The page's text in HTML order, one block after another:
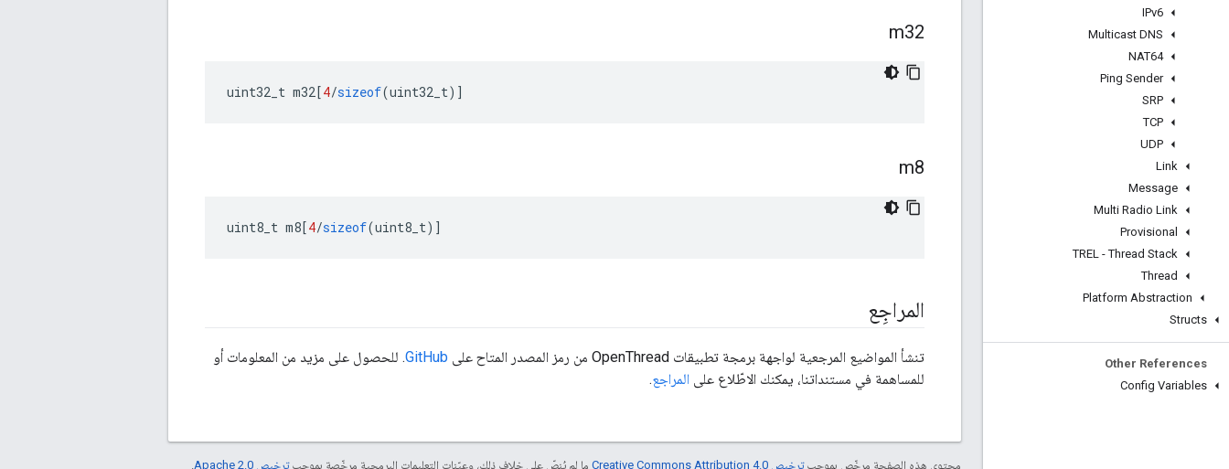
IPv6
Multicast DNS
NAT64
Ping Sender
SRP
TCP
UDP
Link
Message
Multi Radio Link
Provisional
TREL - Thread Stack
Thread
Platform Abstraction
Structs
Other References
Config Variables
m32
uint32_t m32[4/sizeof(uint32_t)]
m8
uint8_t m8[4/sizeof(uint8_t)]
المراجِع
تنشأ المواضيع المرجعية لواجهة برمجة تطبيقات OpenThread من رمز المصدر المتاح على GitHub. للحصول على مزيد من المعلومات أو
للمساهمة في مستنداتنا، يمكنك الاطّلاع على المراجع.
محتوى هذه الصفحة مرخّص بموجبترخيص Creative Commons Attribution 4.0‏ ما لم يُنصّ على خلاف ذلك، وعيّنات التعليمات البرمجية مرخّصة بموجبترخيص Apache 2.0‏ .